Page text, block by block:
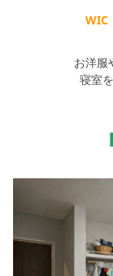
WIC
お洋服
寝室